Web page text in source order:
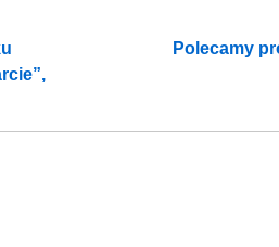
Polecamy